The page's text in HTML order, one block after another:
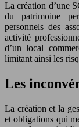
La création d’une
du patrimoine
personnels des
activité
d’un local
limitant ainsi les
Les
La création et la
et obligations qui